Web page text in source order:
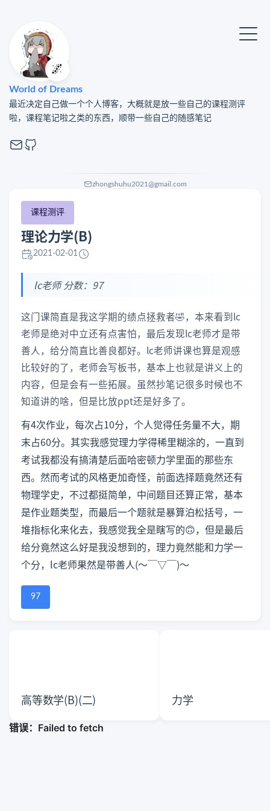
🌌
World of Dreams
最近决定自己做一个个人博客，大概就是放一些自己的课程测评
啦，课程笔记啦之类的东西，顺带一些自己的随感笔记
zhongshuhu2021@gmail.com
课程测评
理论力学(B)
2021-02-01
lc老师 分数：97
这门课简直是我这学期的绩点拯救者🤣，本来看到lc
老师是绝对中立还有点害怕，最后发现lc老师才是带
善人，给分简直比善良都好。lc老师讲课也算是观感
比较好的了，老师会写板书，基本上也就是讲义上的
内容，但是会有一些拓展。虽然抄笔记很多时候也不
知道讲的啥，但是比放ppt还是好多了。
有4次作业，每次占10分，个人觉得任务量不大，期
末占60分。其实我感觉理力学得稀里糊涂的，一直到
考试我都没有搞清楚后面哈密顿力学里面的那些东
西。然而考试的风格更加奇怪，前面选择题竟然还有
物理学史，不过都挺简单，中间题目还算正常，基本
是作业题类型，而最后一个题就是暴算泊松括号，一
堆指标化来化去，我感觉我全是瞎写的🙃，但是最后
给分竟然这么好是我没想到的，理力竟然能和力学一
个分，lc老师果然是带善人(～￣▽￣)～
97
高等数学(B)(二) 力学